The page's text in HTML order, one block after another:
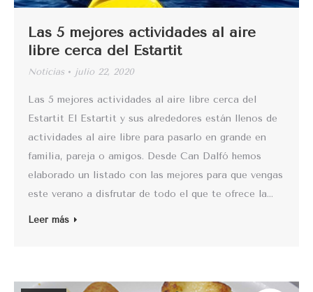
Las 5 mejores actividades al aire
libre cerca del Estartit
Noticias julio 22, 2020
Las 5 mejores actividades al aire libre cerca del
Estartit El Estartit y sus alrededores están llenos de
actividades al aire libre para pasarlo en grande en
familia, pareja o amigos. Desde Can Dalfó hemos
elaborado un listado con las mejores para que vengas
este verano a disfrutar de todo el que te ofrece la…
Leer más